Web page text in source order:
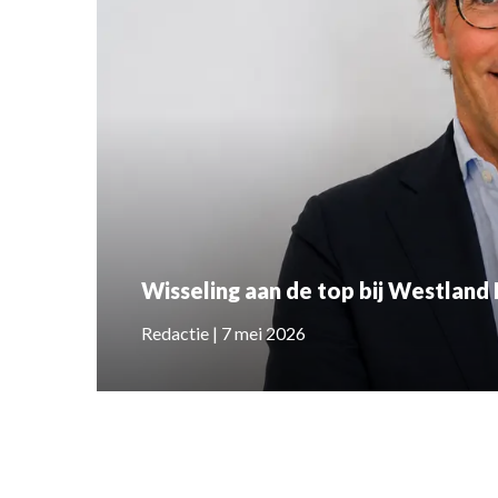
Wisseling aan de top bij Westland
Redactie | 7 mei 2026